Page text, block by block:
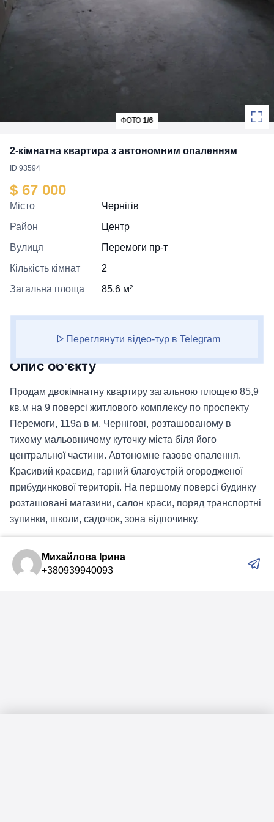
ФОТО1/6
2-кімнатна квартира з автономним опаленням
ID 93594
$ 67 000
Місто
Чернігів
Район
Центр
Вулиця
Перемоги пр-т
Кількість кімнат
2
Загальна площа
85.6 м²
Переглянути відео-тур в Telegram
Опис об'єкту
Продам двокімнатну квартиру загальною площею 85,9
кв.м на 9 поверсі житлового комплексу по проспекту
Перемоги, 119а в м. Чернігові, розташованому в
тихому мальовничому куточку міста біля його
центральної частини. Автономне газове опалення.
Красивий краєвид, гарний благоустрій огородженої
прибудинкової території. На першому поверсі будинку
розташовані магазини, салон краси, поряд транспортні
зупинки, школи, садочок, зона відпочинку.
Михайлова Ірина
+380939940093